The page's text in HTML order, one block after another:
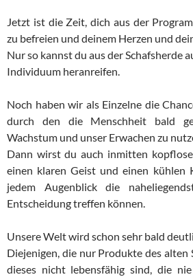
Jetzt ist die Zeit, dich aus der
zu befreien und deinem Herzen und
Nur so kannst du aus der Schafsherde
Individuum heranreifen.
Noch haben wir als Einzelne die
durch den die Menschheit bald
Wachstum und unser Erwachen zu
Dann wirst du auch inmitten
einen klaren Geist und einen kühlen
jedem Augenblick die
Entscheidung treffen können.
Unsere Welt wird schon sehr bald
Diejenigen, die nur Produkte des alten
dieses nicht lebensfähig sind, die